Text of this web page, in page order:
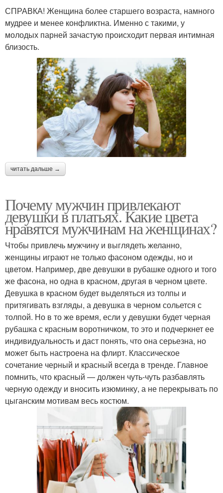
СПРАВКА! Женщина более старшего возраста, намного
мудрее и менее конфликтна. Именно с такими, у
молодых парней зачастую происходит первая интимная
близость.
читать дальше →
Почему мужчин привлекают
девушки в платьях. Какие цвета
нравятся мужчинам на женщинах?
Чтобы привлечь мужчину и выглядеть желанно,
женщины играют не только фасоном одежды, но и
цветом. Например, две девушки в рубашке одного и того
же фасона, но одна в красном, другая в черном цвете.
Девушка в красном будет выделяться из толпы и
притягивать взгляды, а девушка в черном сольется с
толпой. Но в то же время, если у девушки будет черная
рубашка с красным воротничком, то это и подчеркнет ее
индивидуальность и даст понять, что она серьезна, но
может быть настроена на флирт. Классическое
сочетание черный и красный всегда в тренде. Главное
помнить, что красный — должен чуть-чуть разбавлять
черную одежду и вносить изюминку, а не перекрывать по
цыганским мотивам весь костюм.